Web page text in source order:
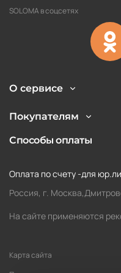
SOLOMA в соцсетях
О сервисе
Покупателям
Способы оплаты
Оплата по счету -для
Россия, г.
На сайте применяются
Карта сайта